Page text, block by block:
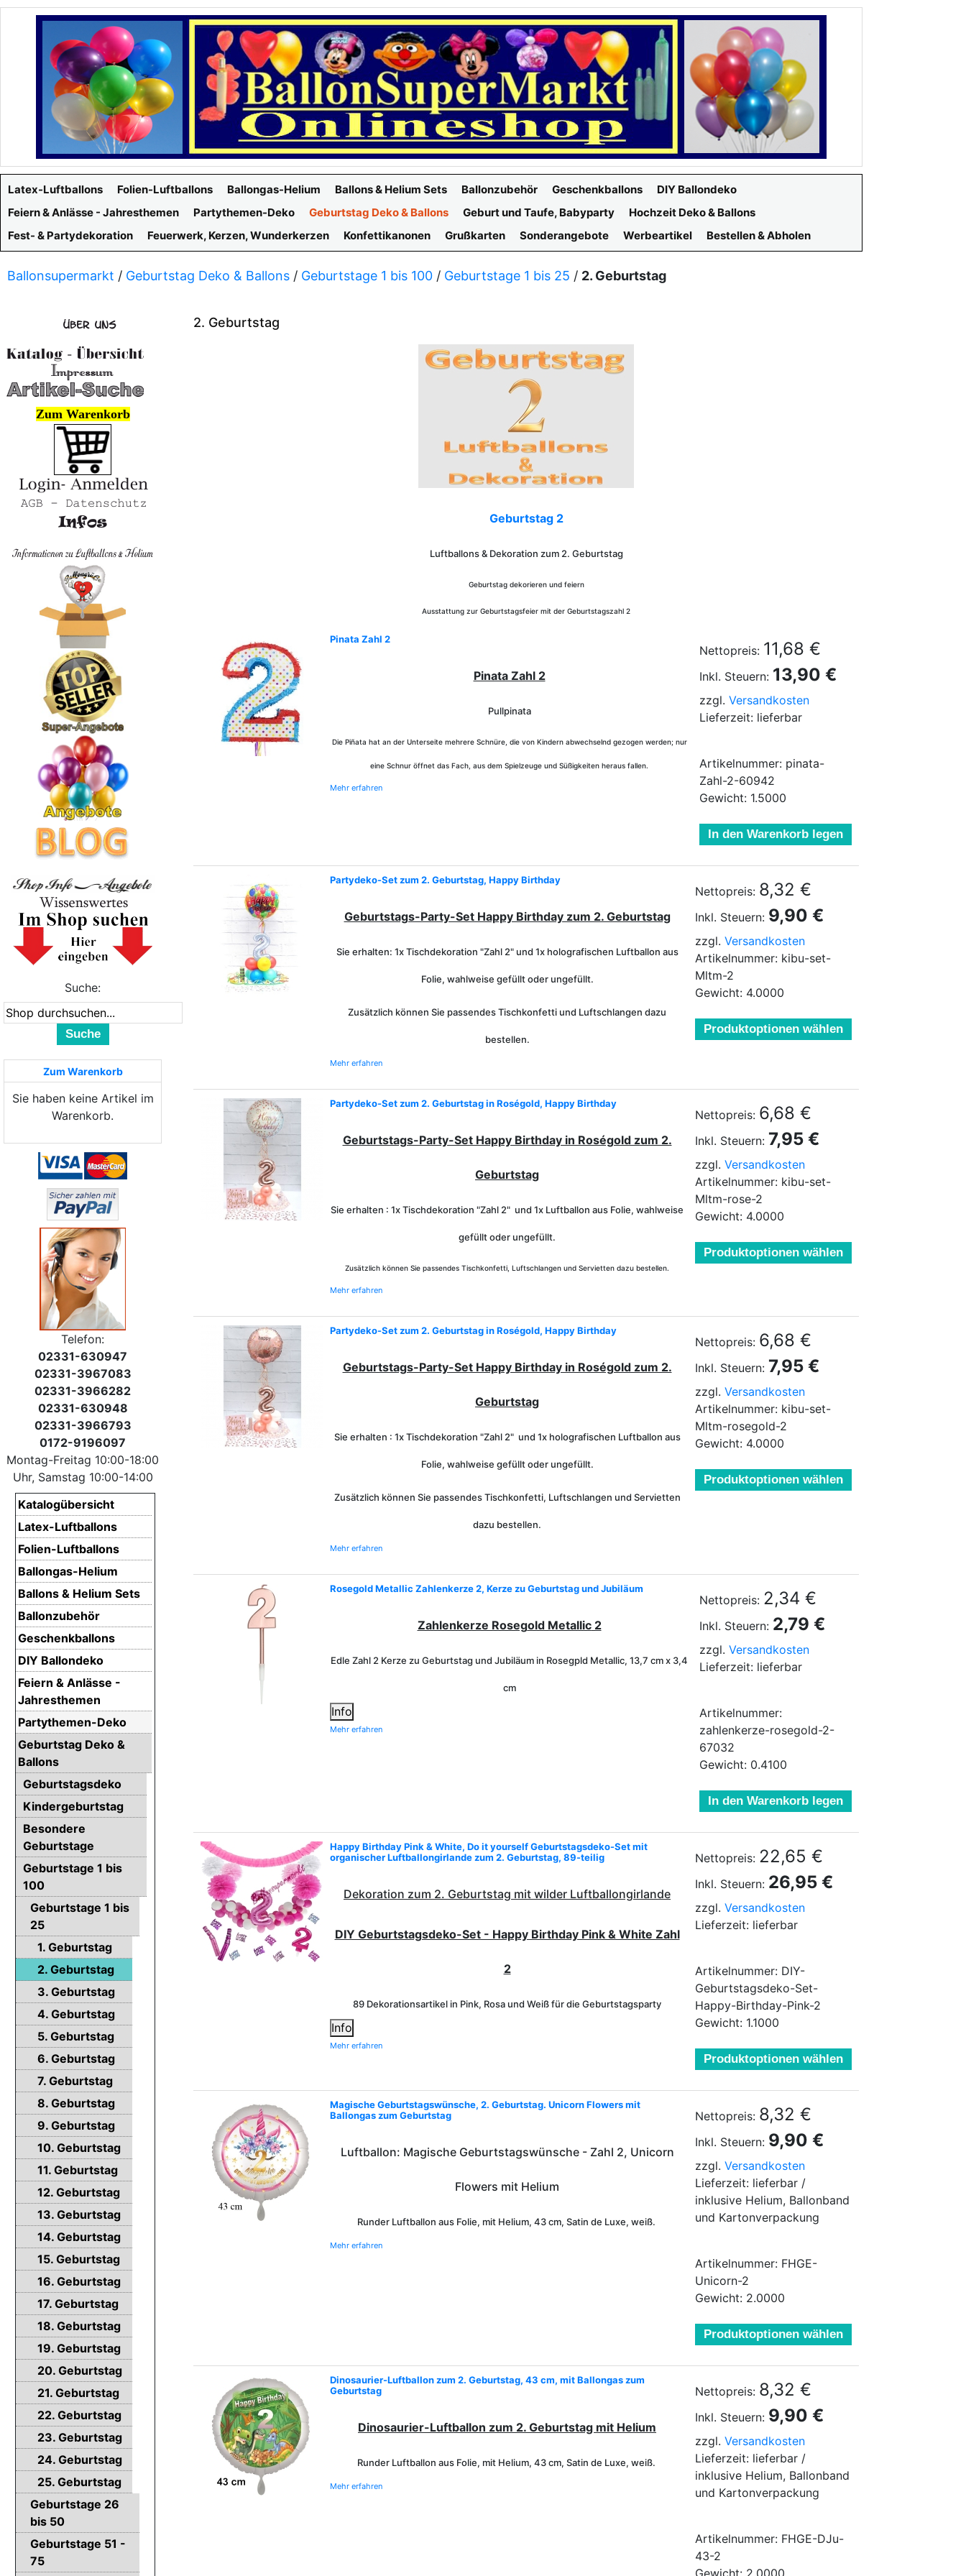
Latex-Luftballons Folien-Luftballons Ballongas-Helium Ballons & Helium Sets Ballonzubehör Geschenkballons
DIY Ballondeko
Feiern & Anlässe - Jahresthemen
Partythemen-Deko Geburtstag Deko & Ballons Geburt und Taufe, Babyparty
Hochzeit Deko & Ballons
Fest- & Partydekoration
Feuerwerk, Kerzen, Wunderkerzen Konfettikanonen Grußkarten Sonderangebote Werbeartikel Bestellen & Abholen
Ballonsupermarkt / Geburtstag Deko & Ballons / Geburtstage 1 bis 100 / Geburtstage 1 bis 25 / 2. Geburtstag
2. Geburtstag
Geburtstag 2
Luftballons & Dekoration zum 2. Geburtstag
Geburtstag dekorieren und feiern
Ausstattung zur Geburtstagsfeier mit der Geburtstagszahl 2
Pinata Zahl 2
Pinata Zahl 2
Pullpinata
Die Piñata hat an der Unterseite mehrere Schnüre, die von Kindern abwechselnd gezogen werden; nur
eine Schnur öffnet das Fach, aus dem Spielzeuge und Süßigkeiten heraus fallen.
Mehr erfahren
Nettopreis: 11,68 €
Inkl. Steuern: 13,90 €
zzgl. Versandkosten
Lieferzeit: lieferbar
Artikelnummer: pinata-
Zahl-2-60942
Gewicht: 1.5000
In den Warenkorb legen
Partydeko-Set zum 2. Geburtstag, Happy Birthday
Geburtstags-Party-Set Happy Birthday zum 2. Geburtstag
Sie erhalten: 1x Tischdekoration "Zahl 2" und 1x holografischen Luftballon aus
Folie, wahlweise gefüllt oder ungefüllt.
Zusätzlich können Sie passendes Tischkonfetti und Luftschlangen dazu
bestellen.
Mehr erfahren
Nettopreis: 8,32 €
Inkl. Steuern: 9,90 €
zzgl. Versandkosten
Artikelnummer: kibu-set-
Mltm-2
Gewicht: 4.0000
Produktoptionen wählen
Partydeko-Set zum 2. Geburtstag in Roségold, Happy Birthday
Geburtstags-Party-Set Happy Birthday in Roségold zum 2.
Geburtstag
Sie erhalten : 1x Tischdekoration "Zahl 2" und 1x Luftballon aus Folie, wahlweise
gefüllt oder ungefüllt.
Zusätzlich können Sie passendes Tischkonfetti, Luftschlangen und Servietten dazu bestellen.
Mehr erfahren
Nettopreis: 6,68 €
Inkl. Steuern: 7,95 €
zzgl. Versandkosten
Artikelnummer: kibu-set-
Mltm-rose-2
Gewicht: 4.0000
Produktoptionen wählen
Partydeko-Set zum 2. Geburtstag in Roségold, Happy Birthday
Geburtstags-Party-Set Happy Birthday in Roségold zum 2.
Geburtstag
Sie erhalten : 1x Tischdekoration "Zahl 2" und 1x holografischen Luftballon aus
Folie, wahlweise gefüllt oder ungefüllt.
Zusätzlich können Sie passendes Tischkonfetti, Luftschlangen und Servietten
dazu bestellen.
Mehr erfahren
Nettopreis: 6,68 €
Inkl. Steuern: 7,95 €
zzgl. Versandkosten
Artikelnummer: kibu-set-
Mltm-rosegold-2
Gewicht: 4.0000
Produktoptionen wählen
Rosegold Metallic Zahlenkerze 2, Kerze zu Geburtstag und Jubiläum
Zahlenkerze Rosegold Metallic2
Edle Zahl 2 Kerze zu Geburtstag und Jubiläum in Rosegpld Metallic, 13,7 cm x 3,4
cm
Info
Mehr erfahren
Nettopreis: 2,34 €
Inkl. Steuern: 2,79 €
zzgl. Versandkosten
Lieferzeit: lieferbar
Artikelnummer:
zahlenkerze-rosegold-2-
67032
Gewicht: 0.4100
In den Warenkorb legen
Happy Birthday Pink & White, Do it yourself Geburtstagsdeko-Set mit
organischer Luftballongirlande zum 2. Geburtstag, 89-teilig
Dekoration zum 2. Geburtstag mit wilder Luftballongirlande
DIY Geburtstagsdeko-Set - Happy Birthday Pink & White Zahl
2
89 Dekorationsartikel in Pink, Rosa und Weiß für die Geburtstagsparty
Info
Mehr erfahren
Nettopreis: 22,65 €
Inkl. Steuern: 26,95 €
zzgl. Versandkosten
Lieferzeit: lieferbar
Artikelnummer: DIY-
Geburtstagsdeko-Set-
Happy-Birthday-Pink-2
Gewicht: 1.1000
Produktoptionen wählen
Magische Geburtstagswünsche, 2. Geburtstag. Unicorn Flowers mit
Ballongas zum Geburtstag
Luftballon: Magische Geburtstagswünsche - Zahl 2, Unicorn
Flowers mit Helium
Runder Luftballon aus Folie, mit Helium, 43 cm, Satin de Luxe, weiß.
Mehr erfahren
Nettopreis: 8,32 €
Inkl. Steuern: 9,90 €
zzgl. Versandkosten
Lieferzeit: lieferbar /
inklusive Helium, Ballonband
und Kartonverpackung
Artikelnummer: FHGE-
Unicorn-2
Gewicht: 2.0000
Produktoptionen wählen
Dinosaurier-Luftballon zum 2. Geburtstag, 43 cm, mit Ballongas zum
Geburtstag
Dinosaurier-Luftballon zum 2. Geburtstag mit Helium
Runder Luftballon aus Folie, mit Helium, 43 cm, Satin de Luxe, weiß.
Mehr erfahren
Nettopreis: 8,32 €
Inkl. Steuern: 9,90 €
zzgl. Versandkosten
Lieferzeit: lieferbar /
inklusive Helium, Ballonband
und Kartonverpackung
Artikelnummer: FHGE-DJu-
43-2
Gewicht: 2.0000
Zum Warenkorb
Suche:
Suche
Zum Warenkorb
Sie haben keine Artikel im
Warenkorb.
Telefon:
02331-630947
02331-3967083
02331-3966282
02331-630948
02331-3966793
0172-9196097
Montag-Freitag 10:00-18:00
Uhr, Samstag 10:00-14:00
Katalogübersicht
Latex-Luftballons
Folien-Luftballons
Ballongas-Helium
Ballons & Helium Sets
Ballonzubehör
Geschenkballons
DIY Ballondeko
Feiern & Anlässe -
Jahresthemen
Partythemen-Deko
Geburtstag Deko &
Ballons
Geburtstagsdeko
Kindergeburtstag
Besondere
Geburtstage
Geburtstage 1 bis
100
Geburtstage 1 bis
25
1. Geburtstag
2. Geburtstag
3. Geburtstag
4. Geburtstag
5. Geburtstag
6. Geburtstag
7. Geburtstag
8. Geburtstag
9. Geburtstag
10. Geburtstag
11. Geburtstag
12. Geburtstag
13. Geburtstag
14. Geburtstag
15. Geburtstag
16. Geburtstag
17. Geburtstag
18. Geburtstag
19. Geburtstag
20. Geburtstag
21. Geburtstag
22. Geburtstag
23. Geburtstag
24. Geburtstag
25. Geburtstag
Geburtstage 26
bis 50
Geburtstage 51 -
75